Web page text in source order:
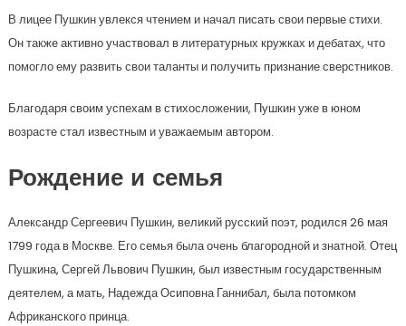
В лицее Пушкин увлекся чтением и начал писать свои первые стихи.
Он также активно участвовал в литературных кружках и дебатах, что
помогло ему развить свои таланты и получить признание сверстников.
Благодаря своим успехам в стихосложении, Пушкин уже в юном
возрасте стал известным и уважаемым автором.
Рождение и семья
Александр Сергеевич Пушкин, великий русский поэт, родился 26 мая
1799 года в Москве. Его семья была очень благородной и знатной. Отец
Пушкина, Сергей Львович Пушкин, был известным государственным
деятелем, а мать, Надежда Осиповна Ганнибал, была потомком
Африканского принца.